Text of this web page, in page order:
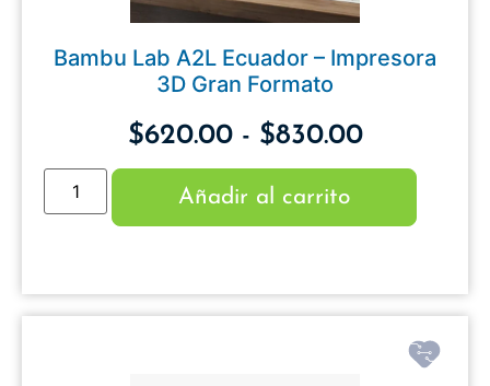
Bambu Lab A2L Ecuador – Impresora
3D Gran Formato
$620.00 - $830.00
Añadir al carrito